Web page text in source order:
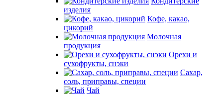
изделия
Кофе, какао,
цикорий
Молочная
продукция
Орехи и
сухофрукты, снэки
Сахар,
соль, приправы, специи
Чай